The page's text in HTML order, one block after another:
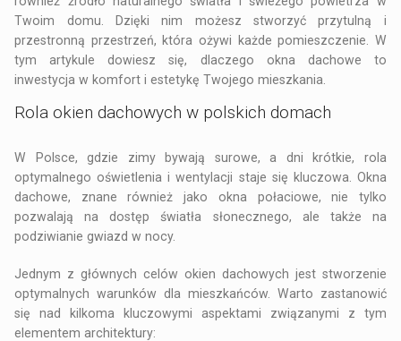
Twoim domu. Dzięki nim możesz stworzyć przytulną i
przestronną przestrzeń, która ożywi każde pomieszczenie. W
tym artykule dowiesz się, dlaczego okna dachowe to
inwestycja w komfort i estetykę Twojego mieszkania.
Rola okien dachowych w polskich domach
W Polsce, gdzie zimy bywają surowe, a dni krótkie, rola
optymalnego oświetlenia i wentylacji staje się kluczowa. Okna
dachowe, znane również jako okna połaciowe, nie tylko
pozwalają na dostęp światła słonecznego, ale także na
podziwianie gwiazd w nocy.
Jednym z głównych celów okien dachowych jest stworzenie
optymalnych warunków dla mieszkańców. Warto zastanowić
się nad kilkoma kluczowymi aspektami związanymi z tym
elementem architektury: